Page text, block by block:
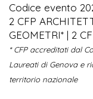
Codice evento
2 CFP
GEOMETRI* | 2
* CFP accreditati dal
Laureati di Genova e
territorio nazionale